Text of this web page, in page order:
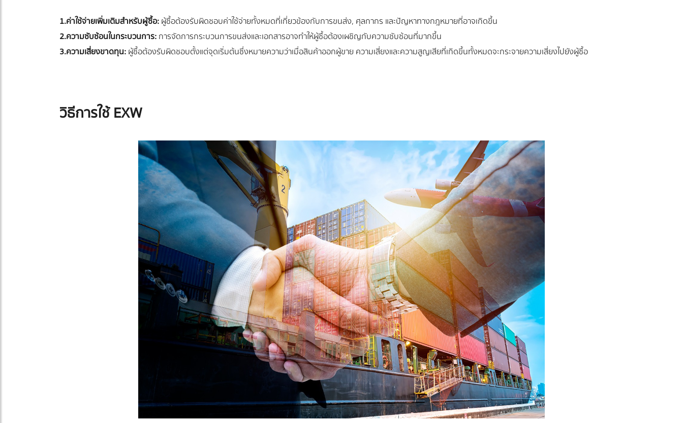
1.ค่าใช้จ่ายเพิ่มเติมสำหรับผู้ซื้อ:ผู้ซื้อต้องรับผิดชอบค่าใช้จ่ายทั้งหมดที่เกี่ยวข้องกับการขนส่ง, ศุลกากร และปัญหาทางกฎหมายที่อาจเกิดขึ้น
2.ความซับซ้อนในกระบวนการ:การจัดการกระบวนการขนส่งและเอกสารอาจทำให้ผู้ซื้อต้องเผชิญกับความซับซ้อนที่มากขึ้น
3.ความเสี่ยงขาดทุน:ผู้ซื้อต้องรับผิดชอบตั้งแต่จุดเริ่มต้นซึ่งหมายความว่าเมื่อสินค้าออกผู้ขาย ความเสี่ยงและความสูญเสียที่เกิดขึ้นทั้งหมดจะกระจายความเสี่ยงไปยังผู้ซื้อ
วิธีการใช้ EXW